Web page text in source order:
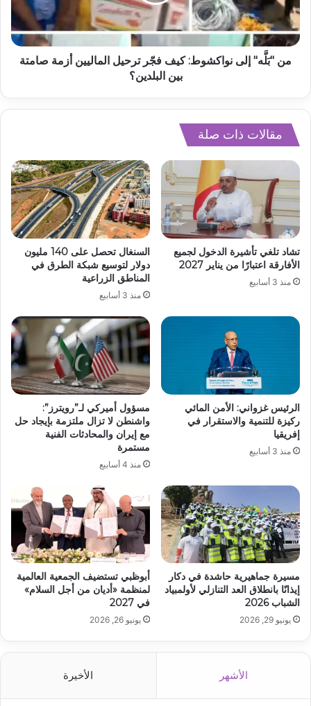
من "بَلَّه" إلى نواكشوط: كيف فجّر ترحيل الماليين أزمة صامتة
بين البلدين؟
مقالات ذات صلة
تشاد تلغي تأشيرة الدخول لجميع
الأفارقة اعتبارًا من يناير 2027
منذ 3 أسابيع
السنغال تحصل على 140 مليون
دولار لتوسيع شبكة الطرق في
المناطق الزراعية
منذ 3 أسابيع
الرئيس غزواني: الأمن المائي
ركيزة للتنمية والاستقرار في
إفريقيا
منذ 3 أسابيع
مسؤول أميركي لـ”رويترز”:
واشنطن لا تزال ملتزمة بإيجاد حل
مع إيران والمحادثات الفنية
مستمرة
منذ 4 أسابيع
مسيرة جماهيرية حاشدة في دكار
إيذانًا بانطلاق العد التنازلي لأولمبياد
الشباب 2026
يونيو 29, 2026
أبوظبي تستضيف الجمعية العالمية
لمنظمة «أديان من أجل السلام»
في 2027
يونيو 26, 2026
الأشهر الأخيرة